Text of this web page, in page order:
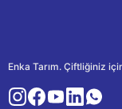
Enka Tarım. Çiftliğiniz